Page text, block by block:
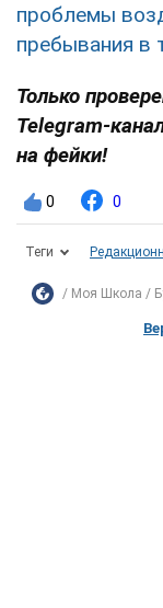
проблемы
пребывания в
Только
Telegram-
на фейки!
0 0
Теги
Моя Школа